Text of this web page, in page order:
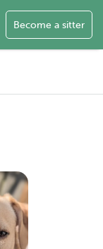
Become a sitter